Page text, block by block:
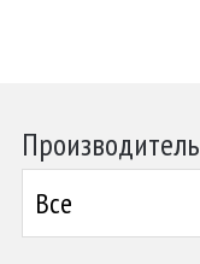
Производитель
Все